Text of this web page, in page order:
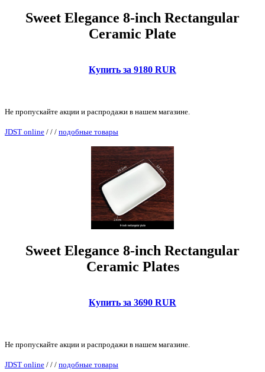
Sweet Elegance 8-inch Rectangular
Ceramic Plate
Купить за 9180 RUR
Не пропускайте акции и распродажи в нашем магазине.
JDST online / / / подобные товары
Sweet Elegance 8-inch Rectangular
Ceramic Plates
Купить за 3690 RUR
Не пропускайте акции и распродажи в нашем магазине.
JDST online / / / подобные товары